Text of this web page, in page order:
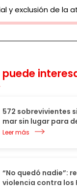
y exclusión de la
572 sobrevivientes
mar sin lugar para
Leer más
“No quedó nadie”:
violencia contra los